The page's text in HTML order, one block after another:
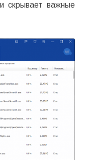
скрывает важные